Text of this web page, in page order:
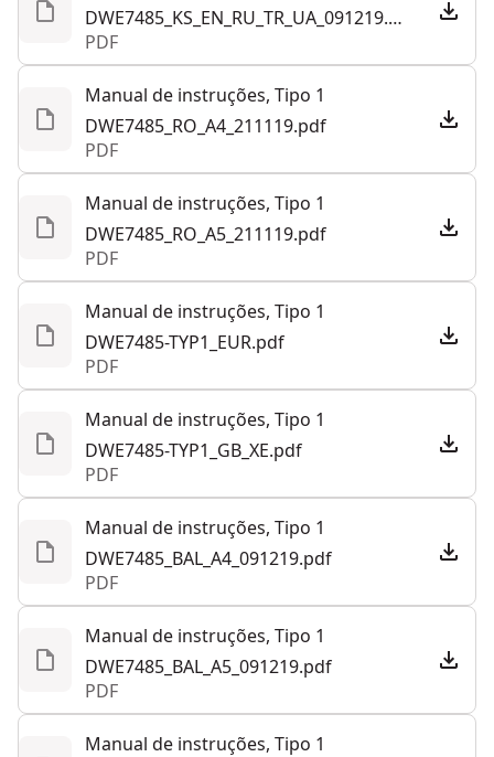
DWE7485_KS_EN_RU_TR_UA_091219.pdf
PDF
Manual de instruções, Tipo 1
DWE7485_RO_A4_211119.pdf
PDF
Manual de instruções, Tipo 1
DWE7485_RO_A5_211119.pdf
PDF
Manual de instruções, Tipo 1
DWE7485-TYP1_EUR.pdf
PDF
Manual de instruções, Tipo 1
DWE7485-TYP1_GB_XE.pdf
PDF
Manual de instruções, Tipo 1
DWE7485_BAL_A4_091219.pdf
PDF
Manual de instruções, Tipo 1
DWE7485_BAL_A5_091219.pdf
PDF
Manual de instruções, Tipo 1